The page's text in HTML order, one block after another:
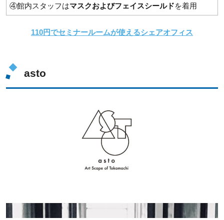
④館内スタッフはマスクおよびフェイスシールドを着用
110円でセミナールームが使えるシェアオフィス
asto